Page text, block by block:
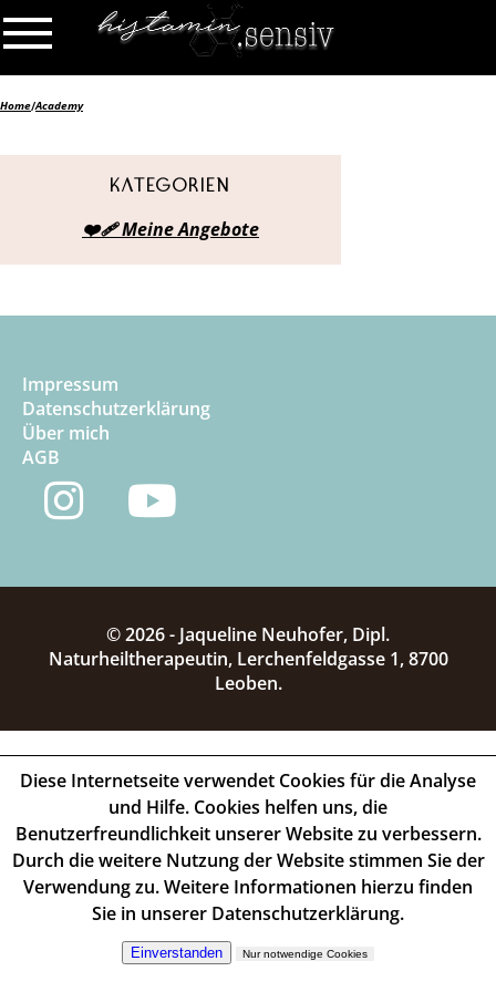
Home/Academy
Kategorien
❤️‍🩹 Meine Angebote
Impressum
Datenschutzerklärung
Über mich
AGB
© 2026 - Jaqueline Neuhofer, Dipl.
Naturheiltherapeutin, Lerchenfeldgasse 1, 8700
Leoben.
Diese Internetseite verwendet Cookies für die Analyse
und Hilfe. Cookies helfen uns, die
Benutzerfreundlichkeit unserer Website zu verbessern.
Durch die weitere Nutzung der Website stimmen Sie der
Verwendung zu. Weitere Informationen hierzu finden
Sie in unserer Datenschutzerklärung.
Einverstanden Nur notwendige Cookies